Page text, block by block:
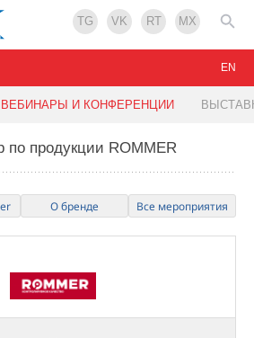
TG VK RT MX
ВЕБИНАРЫ И КОНФЕРЕНЦИИ
EN
продукции ROMMER
О бренде Все мероприятия